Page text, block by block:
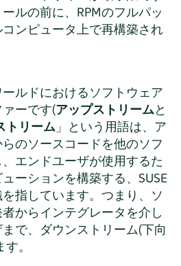
ルの前に、RPMのフルパッ
ンピュータ上で再構築され
ルドにおけるソフトウェア
ーです(アップストリームと
トリーム 」という用語は、ア
のソースコードを他のソフ
エンドユーザが使用するた
ーションを構築する、SUSE
指しています。つまり、ソ
からインテグレータを介し
で、ダウンストリーム(下向
。